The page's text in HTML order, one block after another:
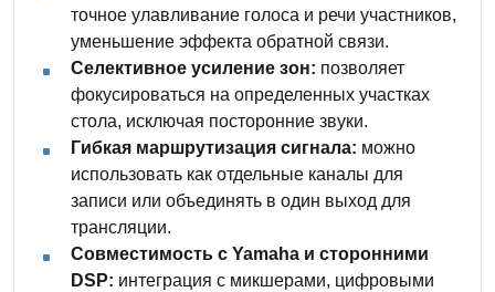
точное улавливание голоса и речи участников,
уменьшение эффекта обратной связи.
Селективное усиление зон: позволяет
фокусироваться на определенных участках
стола, исключая посторонние звуки.
Гибкая маршрутизация сигнала: можно
использовать как отдельные каналы для
записи или объединять в один выход для
трансляции.
Совместимость с Yamaha и сторонними
DSP: интеграция с микшерами, цифровыми